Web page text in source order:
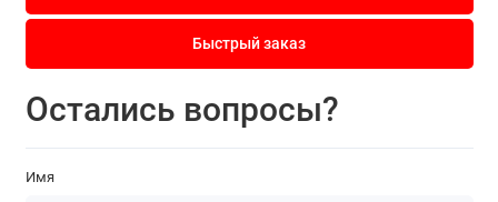
Быстрый заказ
Остались вопросы?
Имя